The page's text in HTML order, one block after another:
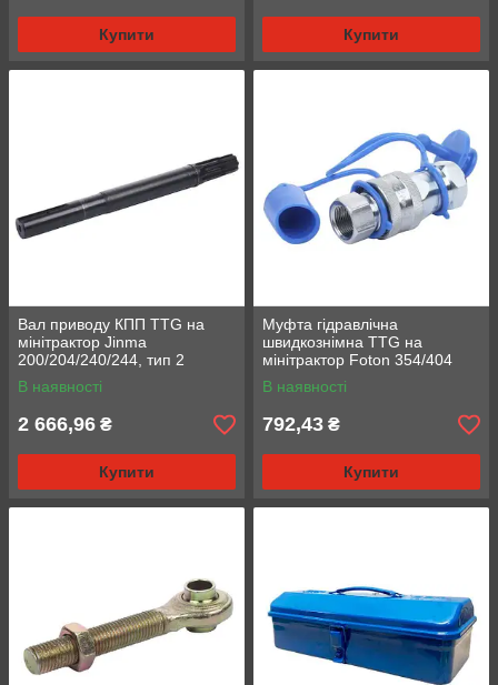
Купити Купити
Вал приводу КПП TTG на
мінітрактор Jinma
200/204/240/244, тип 2
В наявності
2 666,96 ₴
Купити
Муфта гідравлічна
швидкознімна TTG на
мінітрактор Foton 354/404
В наявності
792,43 ₴
Купити